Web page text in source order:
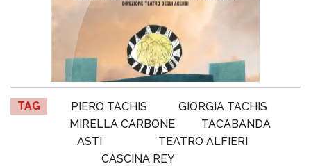
TAG PIERO TACHIS
GIORGIA TACHIS
MIRELLA CARBONE
TACABANDA
ASTI
TEATRO ALFIERI
CASCINA REY